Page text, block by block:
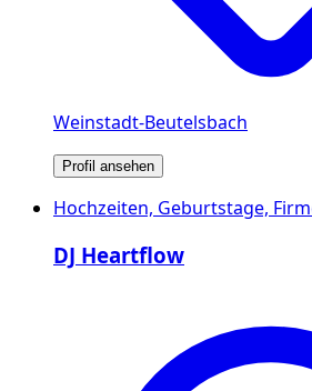
Weinstadt-Beutelsbach
Profil ansehen
Hochzeiten, Geburtstage,
DJ Heartflow